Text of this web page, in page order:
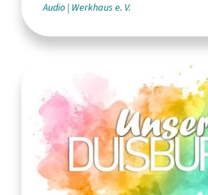
Audio Werkhaus e. V.